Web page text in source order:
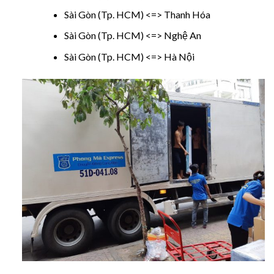
Sài Gòn (Tp. HCM) <=> Thanh Hóa
Sài Gòn (Tp. HCM) <=> Nghệ An
Sài Gòn (Tp. HCM) <=> Hà Nội